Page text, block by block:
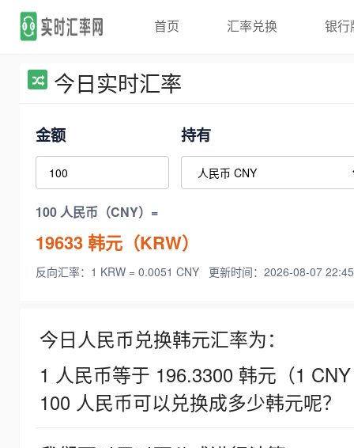
首页 汇率兑换 银行
今日实时汇率
金额 持有
100 人民币（CNY）=
19633韩元（KRW）
反向汇率：1 KRW = 0.0051 CNY 更新时间：2026-08-07
今日人民币兑换韩元汇率为：
1 人民币等于 196.3300 韩元（1
100 人民币可以兑换成多少韩元呢？